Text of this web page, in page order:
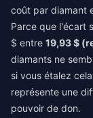
coût par diamant
Parce que l'écart
$ entre 19,93 $
diamants ne
si vous étalez
représente une
pouvoir de don.